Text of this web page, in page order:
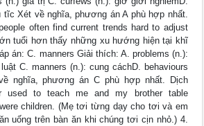
tĩc Xét về nghĩa, phương án A phù hợp nhất.
often find current trends hard to adjust
tuổi hơn thấy những xu hướng hiện tại khĩ
án: C. manners Giải thích: A. problems (n.):
C. manners (n.): cung cáchD. behaviours
nghĩa, phương án C phù hợp nhất. Dịch
used to teach me and my brother table
children. (Mẹ tơi từng dạy cho tơi và em
uống trên bàn ăn khi chúng tơi cịn nhỏ.) 4.